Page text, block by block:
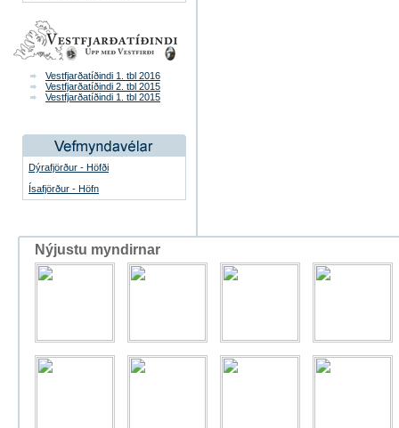
Vestfjarðatíðindi 1. tbl 2016
Vestfjarðatíðindi 2. tbl 2015
Vestfjarðatíðindi 1. tbl 2015
Dýrafjörður - Höfði
Ísafjörður - Höfn
Nýjustu myndirnar